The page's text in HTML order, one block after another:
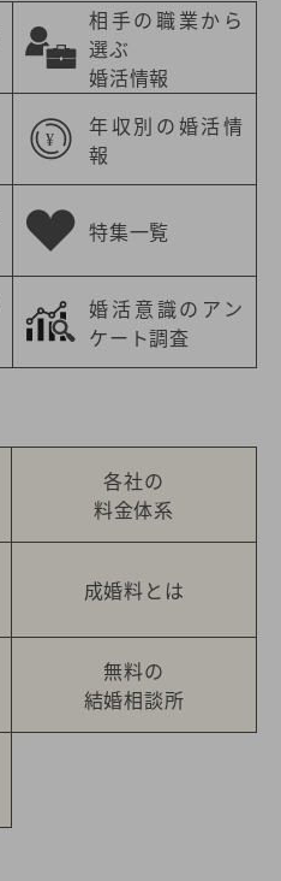
相手の職業から
選ぶ
婚活情報
年収別の婚活情
報
特集一覧
婚活意識のアン
ケート調査
各社の
料金体系
成婚料とは
無料の
結婚相談所